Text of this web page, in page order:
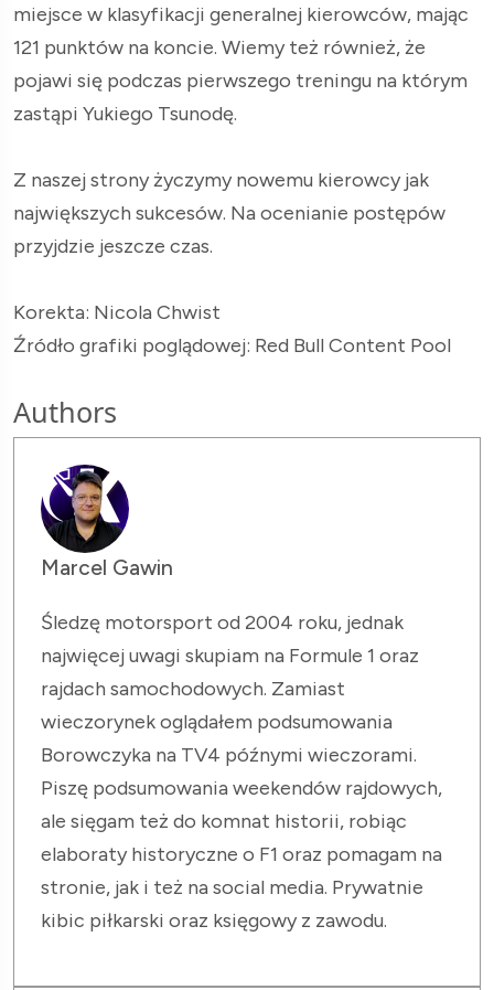
miejsce w klasyfikacji generalnej kierowców, mając
121 punktów na koncie. Wiemy też również, że
pojawi się podczas pierwszego treningu na którym
zastąpi Yukiego Tsunodę.
Z naszej strony życzymy nowemu kierowcy jak
największych sukcesów. Na ocenianie postępów
przyjdzie jeszcze czas.
Korekta: Nicola Chwist
Źródło grafiki poglądowej: Red Bull Content Pool
Authors
Marcel Gawin
Śledzę motorsport od 2004 roku, jednak
najwięcej uwagi skupiam na Formule 1 oraz
rajdach samochodowych. Zamiast
wieczorynek oglądałem podsumowania
Borowczyka na TV4 późnymi wieczorami.
Piszę podsumowania weekendów rajdowych,
ale sięgam też do komnat historii, robiąc
elaboraty historyczne o F1 oraz pomagam na
stronie, jak i też na social media. Prywatnie
kibic piłkarski oraz księgowy z zawodu.